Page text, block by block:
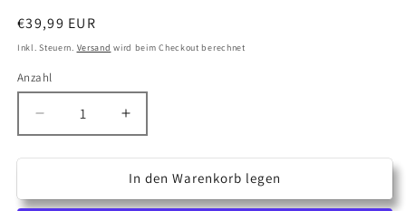
Normaler
Preis
€39,99 EUR
Inkl. Steuern. Versand wird beim Checkout berechnet
Anzahl
Anzahl
Verringere
die
Menge
V-
Erhöhe
die
Menge
für
V-
In den Warenkorb legen